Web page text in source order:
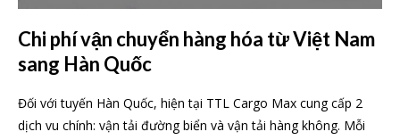
Chi phí vận chuyển hàng hóa từ Việt Nam
sang Hàn Quốc
Đối với tuyến Hàn Quốc, hiện tại TTL Cargo Max cung cấp 2
dịch vu chính: vận tải đường biển và vận tải hàng không. Mỗi